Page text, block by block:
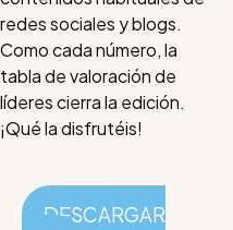
redes sociales y blogs.
Como cada número, la
tabla de valoración de
líderes cierra la edición.
¡Qué la disfrutéis!
DESCARGAR